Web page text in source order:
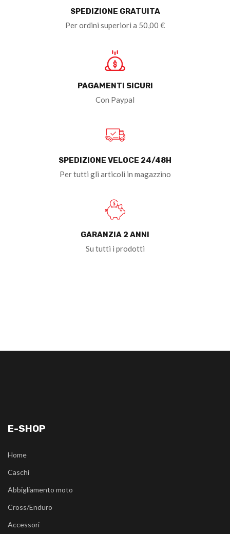
SPEDIZIONE GRATUITA
Per ordini superiori a 50,00 €
PAGAMENTI SICURI
Con Paypal
SPEDIZIONE VELOCE 24/48H
Per tutti gli articoli in magazzino
GARANZIA 2 ANNI
Su tutti i prodotti
E-SHOP
Home
Caschi
Abbigliamento moto
Cross/Enduro
Accessori